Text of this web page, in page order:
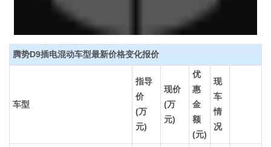
腾势D9插电混动车型最新价格变化报价
车型
指导
价
(万
元)
现价
(万
元)
优
惠
金
额
(元)
现
车
情
况